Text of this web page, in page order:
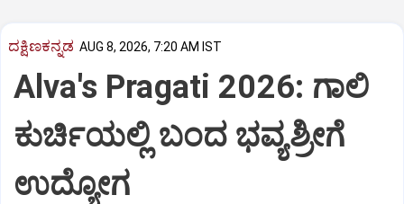
ದಕ್ಷಿಣಕನ್ನಡ AUG 8, 2026, 7:20 AM IST
Alva's Pragati 2026: ಗಾಲಿ
ಕುರ್ಚಿಯಲ್ಲಿ ಬಂದ ಭವ್ಯಶ್ರೀಗೆ
ಉದ್ಯೋಗ